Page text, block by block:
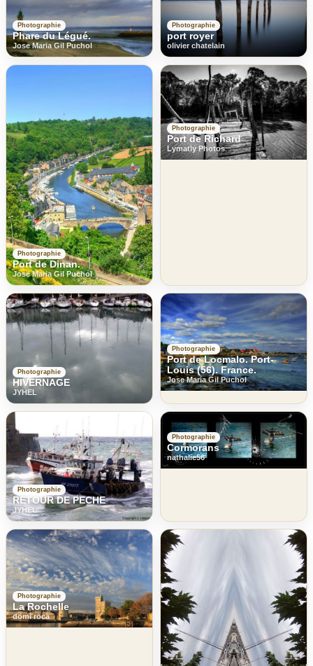
Photographie
Phare du Légué.
Jose Maria Gil Puchol
Photographie
port royer
olivier chatelain
Photographie
Port de Dinan.
Jose Maria Gil Puchol
Photographie
Port de Richard
Lymatly Photos
Photographie
HIVERNAGE
JYHEL
Photographie
Port de Locmalo. Port-
Louis (56). France.
Jose Maria Gil Puchol
Photographie
RETOUR DE PECHE
JYHEL
Photographie
Cormorans
nathalie56
Photographie
La Rochelle
domi roca